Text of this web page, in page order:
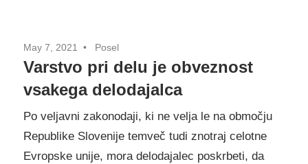
May 7, 2021 Posel
Varstvo pri delu je obveznost
vsakega delodajalca
Po veljavni zakonodaji, ki ne velja le na območju
Republike Slovenije temveč tudi znotraj celotne
Evropske unije, mora delodajalec poskrbeti, da